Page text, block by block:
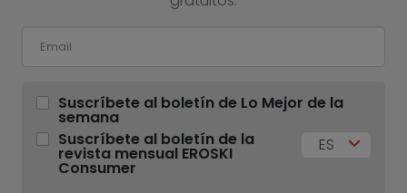
Suscríbete al boletín de Lo Mejor de la
semana
Suscríbete al boletín de la
revista mensual EROSKI
Consumer
ES